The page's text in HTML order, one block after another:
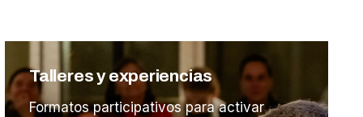
Talleres y experiencias
Formatos participativos para activar